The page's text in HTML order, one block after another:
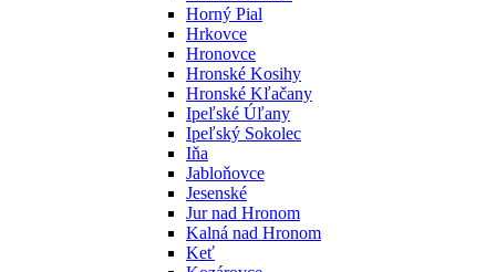
Horný Pial
Hrkovce
Hronovce
Hronské Kosihy
Hronské Kľačany
Ipeľské Úľany
Ipeľský Sokolec
Iňa
Jabloňovce
Jesenské
Jur nad Hronom
Kalná nad Hronom
Keť